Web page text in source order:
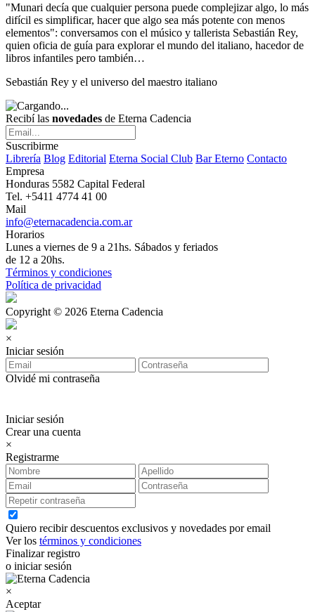
"Munari decía que cualquier persona puede complejizar algo, lo más
difícil es simplificar, hacer que algo sea más potente con menos
elementos": conversamos con el músico y tallerista Sebastián Rey,
quien oficia de guía para explorar el mundo del italiano, hacedor de
libros infantiles pero también…
Sebastián Rey y el universo del maestro italiano
Recibí las novedades de Eterna Cadencia
Suscribirme
Librería Blog Editorial Eterna Social Club Bar Eterno Contacto
Empresa
Honduras 5582 Capital Federal
Tel. +5411 4774 41 00
Mail
info@eternacadencia.com.ar
Horarios
Lunes a viernes de 9 a 21hs. Sábados y feriados
de 12 a 20hs.
Términos y condiciones
Política de privacidad
Copyright © 2026 Eterna Cadencia
×
Iniciar sesión
Olvidé mi contraseña
Iniciar sesión
Crear una cuenta
×
Registrarme
Quiero recibir descuentos exclusivos y novedades por email
Ver los términos y condiciones
Finalizar registro
o iniciar sesión
×
Aceptar